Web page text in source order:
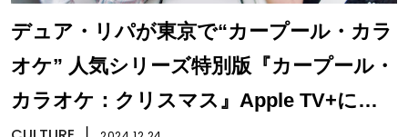
デュア・リパが東京で“カープール・カラ
オケ” 人気シリーズ特別版『カープール・
カラオケ：クリスマス』Apple TV+にて